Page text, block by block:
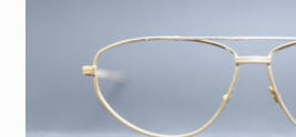
Compte